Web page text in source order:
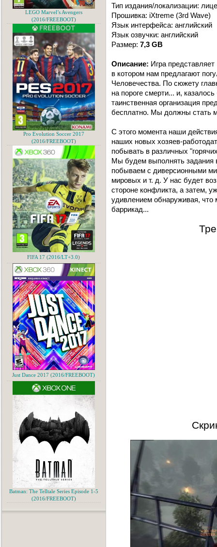
Тип издания/локализации:
Прошивка: iXtreme (3rd Wave)
Язык интерфейса: английский
Язык озвучки: английский
Размер: 7,3 GB
Описание: Игра
в котором нам предлагают
Человечества. По сюжету
на пороге смерти... и,
таинственная организация
бесплатно. Мы должны стать
С этого момента наши
наших новых хозяев-
побывать в различных
Мы будем выполнять задания
побываем с диверсионными
мировых и т. д. У нас будет
стороне конфликта, а затем,
удивлением обнаруживая,
баррикад...
LEGO Marvel’s Avengers
(2016/FREEBOOT)
Pro Evolution Soccer 2017
(2016/FREEBOOT)
FIFA 17 (2016/LT+3.0)
Just Dance 2017 (2016/FREEBOOT)
Batman: The Telltale Series Episode 1-5
(2016/FREEBOOT)